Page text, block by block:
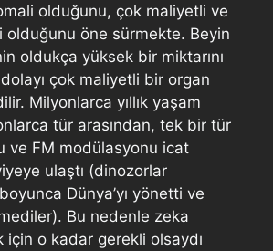
olduğunu, çok maliyetli ve
olduğunu öne sürmekte. Beyin
oldukça yüksek bir miktarını
dolayı çok maliyetli bir organ
Milyonlarca yıllık yaşam
tür arasından, tek bir tür
ve FM modülasyonu icat
ulaştı (dinozorlar
Dünya’yı yönetti ve
Bu nedenle zeka
için o kadar gerekli olsaydı